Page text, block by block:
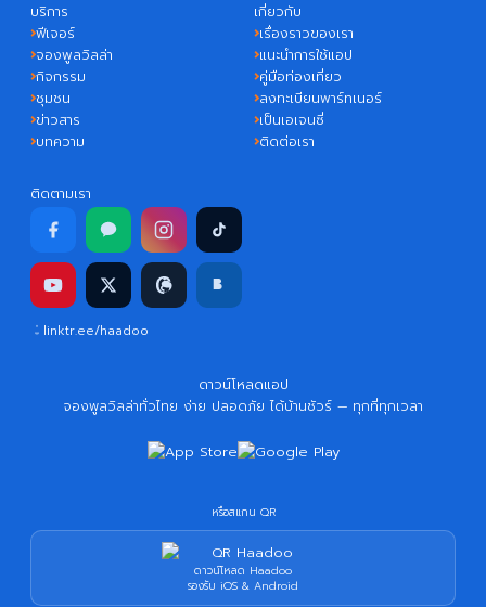
บริการ
ฟีเจอร์
จองพูลวิลล่า
กิจกรรม
ชุมชน
ข่าวสาร
บทความ
เกี่ยวกับ
เรื่องราวของเรา
แนะนำการใช้แอป
คู่มือท่องเที่ยว
ลงทะเบียนพาร์ทเนอร์
เป็นเอเจนซี่
ติดต่อเรา
ติดตามเรา
linktr.ee/haadoo
ดาวน์โหลดแอป
จองพูลวิลล่าทั่วไทย ง่าย ปลอดภัย ได้บ้านชัวร์ — ทุกที่ทุกเวลา
หรือสแกน QR
ดาวน์โหลด Haadoo
รองรับ iOS & Android